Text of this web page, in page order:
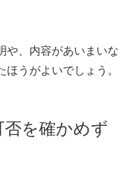
や、内容があいまいな
うがよいでしょう。
を確かめず